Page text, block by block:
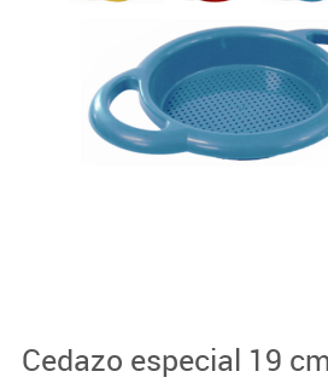
Cedazo especial 19 cm